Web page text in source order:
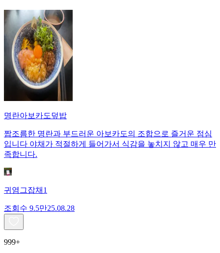
명란아보카도덮밥
짭조름한 명란과 부드러운 아보카도의 조합으로 즐거운 점심
입니다 야채가 적절하게 들어가서 식감을 놓치지 않고 매우 만
족합니다.
귀염그잡채1
조회수 9.5만25.08.28
999+